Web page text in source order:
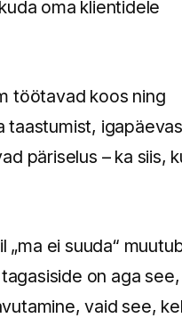
oma klientidele
töötavad koos ning
taastumist,
päriselus – ka siis,
ei suuda“
on aga see,
vaid see,